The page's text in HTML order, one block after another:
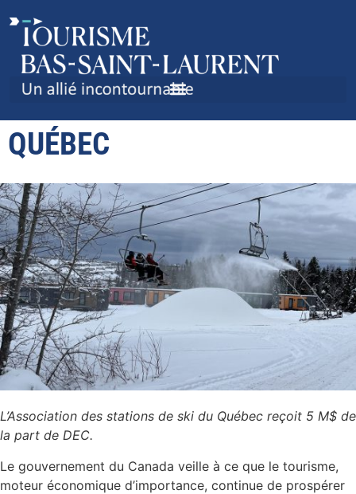
AIDE FINANCIÈRE POUR
LES STATIONS DE SKI DU
QUÉBEC
L’Association des stations de ski du Québec reçoit 5 M$ de
la part de DEC.
Le gouvernement du Canada veille à ce que le tourisme,
moteur économique d’importance, continue de prospérer